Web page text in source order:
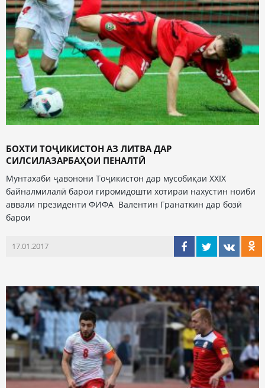
БОХТИ ТОҶИКИСТОН АЗ ЛИТВА ДАР
СИЛСИЛАЗАРБАҲОИ ПЕНАЛТӢ
Мунтахаби ҷавонони Тоҷикистон дар мусобиқаи XXIX
байналмилалӣ барои гиромидошти хотираи нахустин ноиби
аввали президенти ФИФА Валентин Гранаткин дар бозӣ
барои
17.01.2017